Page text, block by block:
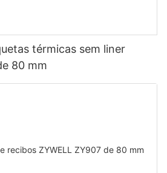
térmicas sem liner
80 mm